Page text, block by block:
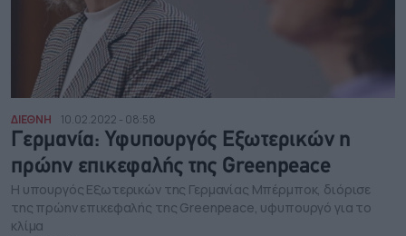
ΔΙΕΘΝΗ 10.02.2022 - 08:58
Γερμανία: Υφυπουργός Εξωτερικών η
πρώην επικεφαλής της Greenpeace
Η υπουργός Εξωτερικών της Γερμανίας Μπέρμποκ, διόρισε
της πρώην επικεφαλής της Greenpeace, υφυπουργό για το
κλίμα